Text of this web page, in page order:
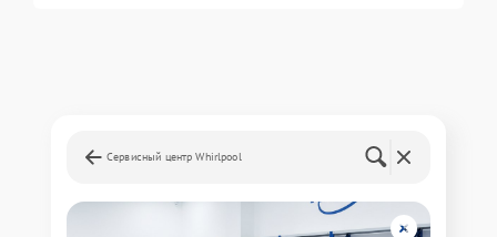
Сервисный центр Whirlpool